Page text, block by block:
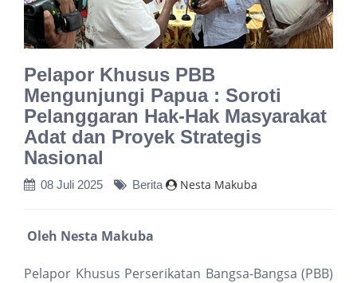
Pelapor Khusus PBB
Mengunjungi Papua : Soroti
Pelanggaran Hak-Hak Masyarakat
Adat dan Proyek Strategis
Nasional
08 Juli 2025 Berita Nesta Makuba
Oleh Nesta Makuba
Pelapor Khusus Perserikatan Bangsa-Bangsa (PBB)